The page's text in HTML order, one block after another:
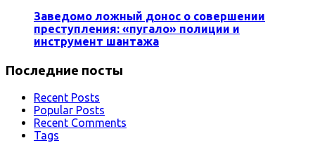
Заведомо ложный донос о совершении
преступления: «пугало» полиции и
инструмент шантажа
Последние посты
Recent Posts
Popular Posts
Recent Comments
Tags